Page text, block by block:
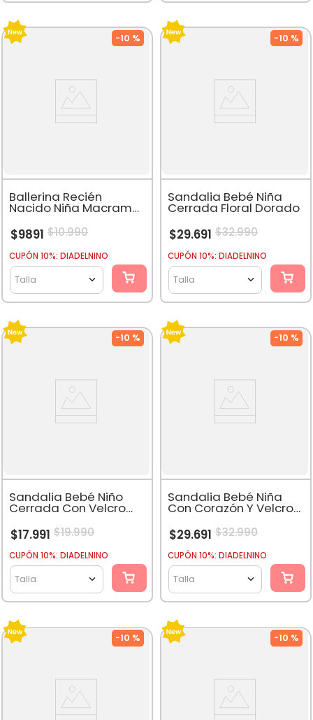
Ballerina Recién
Nacido Niña Macramé
-10 %
$9891 $10.990
CUPÓN 10%: DIADELNINO
Talla
Sandalia Bebé Niña
Cerrada Floral Dorado
-10 %
$29.691 $32.990
CUPÓN 10%: DIADELNINO
Talla
Sandalia Bebé Niño
Cerrada Con Velcro
-10 %
$17.991 $19.990
CUPÓN 10%: DIADELNINO
Talla
Sandalia Bebé Niña
Con Corazón Y Velcros
-10 %
$29.691 $32.990
CUPÓN 10%: DIADELNINO
Talla
-10 % -10 %